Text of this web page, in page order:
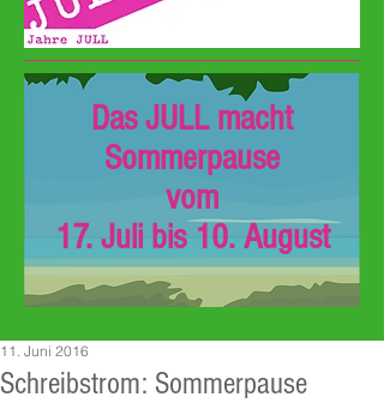
Das JULL macht
Sommerpause
vom
17. Juli bis 10. August
Schreibstrom: Sommerpause
11. Juni 2016